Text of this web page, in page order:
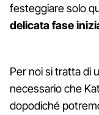
festeggiare solo
delicata fase
Per noi si tratta di
necessario che
dopodiché